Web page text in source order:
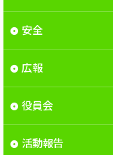
安全
広報
役員会
活動報告